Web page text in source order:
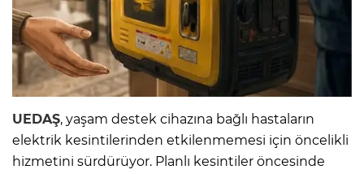
UEDAŞ, yaşam destek cihazına bağlı hastaların
elektrik kesintilerinden etkilenmemesi için öncelikli
hizmetini sürdürüyor. Planlı kesintiler öncesinde